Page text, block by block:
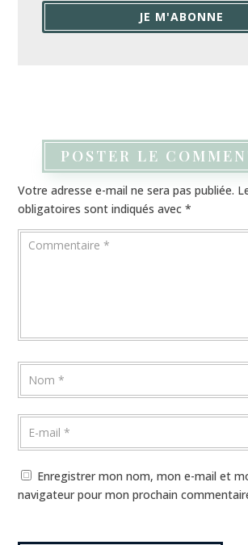
JE M'ABONNE
POSTER LE
Votre adresse e-mail ne sera pas publiée.
obligatoires sont indiqués avec*
Enregistrer mon nom, mon e-mail et
navigateur pour mon prochain